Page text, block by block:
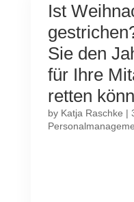
Ist
Sie den
für Ihre
retten
by Katja Raschke |